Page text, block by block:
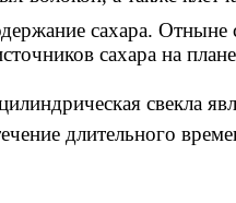
сахара.
сахара на
свекла
длительного